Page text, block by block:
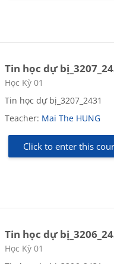
Tin học dự
Course category
Học Kỳ 01
Tin học dự bị_3207_2431
Teacher: Mai The HUNG
Click to enter this
Tin học dự
Course category
Học Kỳ 01